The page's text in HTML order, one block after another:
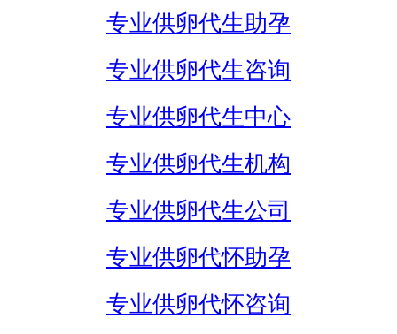
专业供卵代生助孕
专业供卵代生咨询
专业供卵代生中心
专业供卵代生机构
专业供卵代生公司
专业供卵代怀助孕
专业供卵代怀咨询